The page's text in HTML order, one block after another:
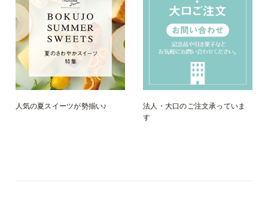
人気の夏スイーツが勢揃い♪
法人・大口のご注文承っていま
す